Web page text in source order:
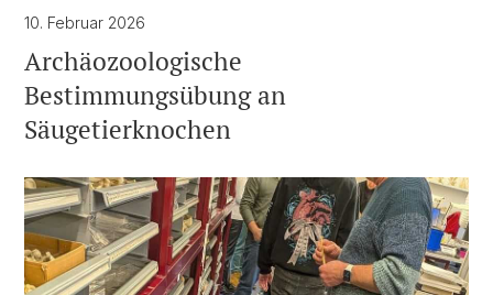
10. Februar 2026
Archäozoologische
Bestimmungsübung an
Säugetierknochen